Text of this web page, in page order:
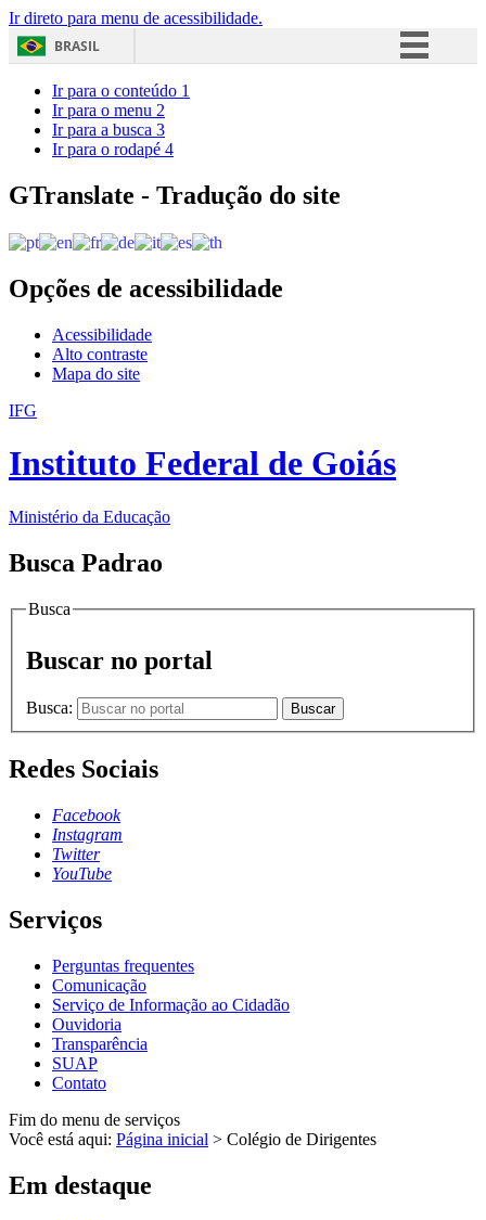
Ir direto para menu de acessibilidade.
BRASIL
Acesso à informação
Ir para o conteúdo 1
Ir para o menu 2
Ir para a busca 3
Ir para o rodapé 4
GTranslate - Tradução do site
Opções de acessibilidade
Acessibilidade
Alto contraste
Mapa do site
IFG
Instituto Federal de Goiás
Ministério da Educação
Busca Padrao
Busca
Buscar no portal
Busca: Buscar
Redes Sociais
Facebook
Instagram
Twitter
YouTube
Serviços
Perguntas frequentes
Comunicação
Serviço de Informação ao Cidadão
Ouvidoria
Transparência
SUAP
Contato
Fim do menu de serviços
Você está aqui: Página inicial > Colégio de Dirigentes
Em destaque